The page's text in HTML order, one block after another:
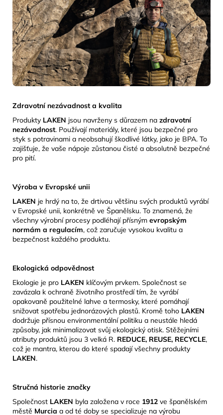
Zdravotní nezávadnost a kvalita
Produkty LAKEN jsou navrženy s důrazem na zdravotní
nezávadnost. Používají materiály, které jsou bezpečné pro
styk s potravinami a neobsahují škodlivé látky, jako je BPA. To
zajišťuje, že vaše nápoje zůstanou čisté a absolutně bezpečné
pro pití.
Výroba v Evropské unii
LAKEN je hrdý na to, že drtivou většinu svých produktů vyrábí
v Evropské unii, konkrétně ve Španělsku. To znamená, že
všechny výrobní procesy podléhají přísným evropským
normám a regulacím, což zaručuje vysokou kvalitu a
bezpečnost každého produktu.
Ekologická odpovědnost
Ekologie je pro LAKEN klíčovým prvkem. Společnost se
zavázala k ochraně životního prostředí tím, že vyrábí
opakovaně použitelné lahve a termosky, které pomáhají
snižovat spotřebu jednorázových plastů. Kromě toho LAKEN
dodržuje přísnou environmentální politiku a neustále hledá
způsoby, jak minimalizovat svůj ekologický otisk. ​Stěžejními
atributy produktů jsou 3 velká R. REDUCE, REUSE, RECYCLE,
což je mantra, kterou do které spadají všechny produkty
LAKEN.
Stručná historie značky
Společnost LAKEN byla založena v roce 1912 ve španělském
městě Murcia a od té doby se specializuje na výrobu